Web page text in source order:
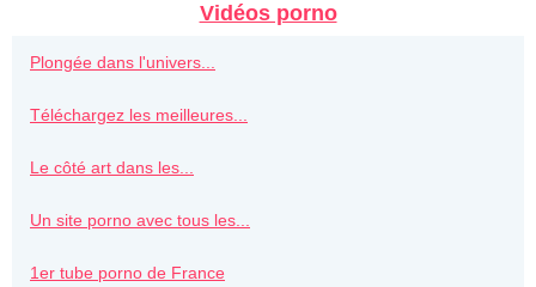
Vidéos porno
Plongée dans l'univers...
Téléchargez les meilleures...
Le côté art dans les...
Un site porno avec tous les...
1er tube porno de France